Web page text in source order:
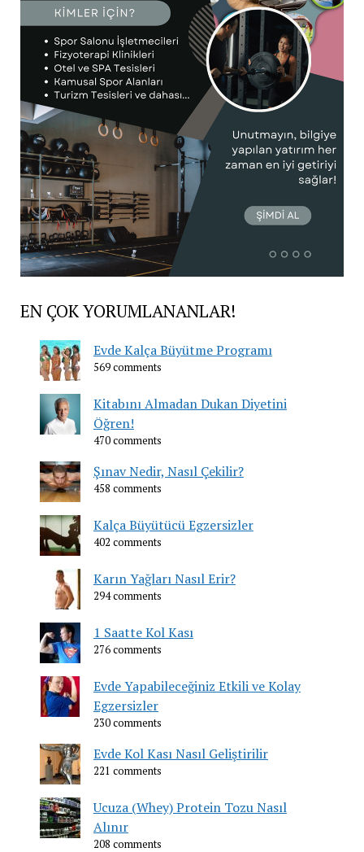
EN ÇOK YORUMLANANLAR!
Evde Kalça Büyütme Programı
569 comments
Kitabını Almadan Dukan Diyetini
Öğren!
470 comments
Şınav Nedir, Nasıl Çekilir?
458 comments
Kalça Büyütücü Egzersizler
402 comments
Karın Yağları Nasıl Erir?
294 comments
1 Saatte Kol Kası
276 comments
Evde Yapabileceğiniz Etkili ve Kolay
Egzersizler
230 comments
Evde Kol Kası Nasıl Geliştirilir
221 comments
Ucuza (Whey) Protein Tozu Nasıl
Alınır
208 comments